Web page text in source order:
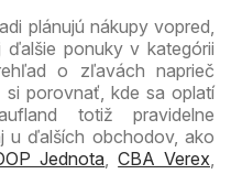
plánujú nákupy vopred,
ponuky v kategórii
o zľavách naprieč
porovnať, kde sa oplatí
totiž pravidelne
u ďalších obchodov, ako
Jednota,CBA Verex,